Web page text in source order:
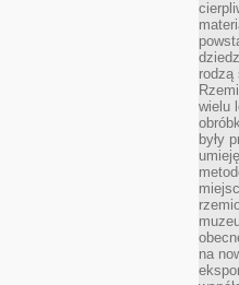
rodzą
wielu
były
na